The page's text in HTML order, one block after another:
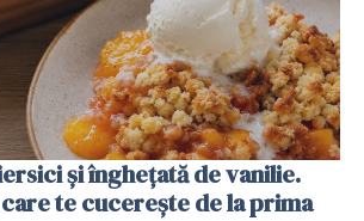
și înghețată de vanilie.
te cucerește de la prima